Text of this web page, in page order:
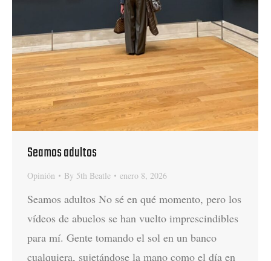
Seamos adultos
Opinión By 5th Beatle enero 8, 2026
Seamos adultos No sé en qué momento, pero los
vídeos de abuelos se han vuelto imprescindibles
para mí. Gente tomando el sol en un banco
cualquiera, sujetándose la mano como el día en